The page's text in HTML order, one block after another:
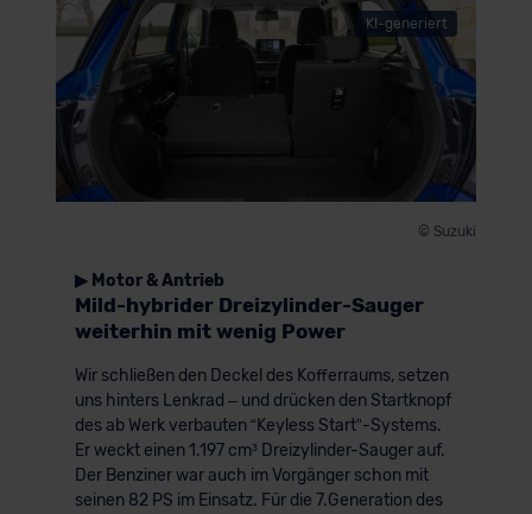
KI-generiert
© Suzuki
▶ Motor & Antrieb
Mild-hybrider Dreizylinder-Sauger
weiterhin mit wenig Power
Wir schließen den Deckel des Kofferraums, setzen
uns hinters Lenkrad – und drücken den Startknopf
des ab Werk verbauten “Keyless Start”-Systems.
Er weckt einen 1.197 cm³ Dreizylinder-Sauger auf.
Der Benziner war auch im Vorgänger schon mit
seinen 82 PS im Einsatz. Für die 7.Generation des